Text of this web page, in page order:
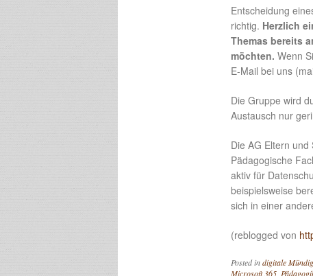
Entscheidung
richtig. Herzlich
Themas bereits
möchten. Wenn
E-Mail bei uns
Die Gruppe wird
Austausch nur
Die AG Eltern
Pädagogische
aktiv für
beispielsweise
sich in einer
(reblogged von
Posted indigitale
Microsoft 365